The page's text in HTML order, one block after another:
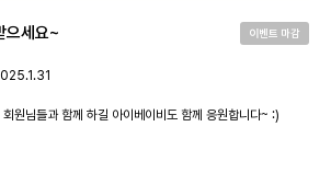
세요~ 이벤트 마감
원님들과 함께 하길 아이베이비도 함께 응원합니다~ :)